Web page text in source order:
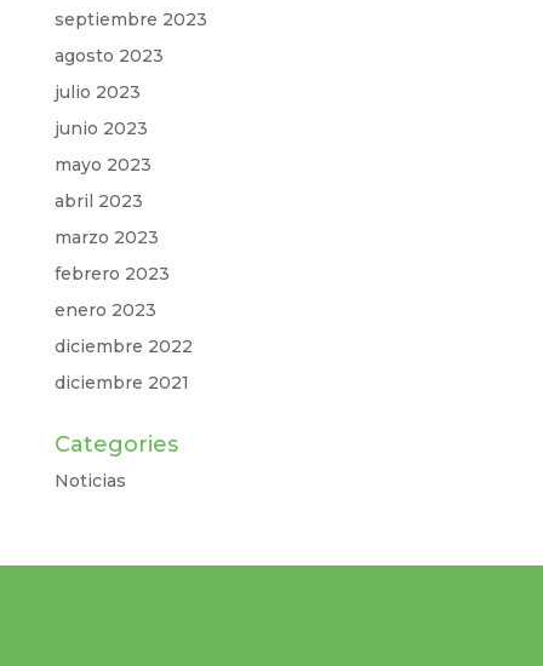
septiembre 2023
agosto 2023
julio 2023
junio 2023
mayo 2023
abril 2023
marzo 2023
febrero 2023
enero 2023
diciembre 2022
diciembre 2021
Categories
Noticias